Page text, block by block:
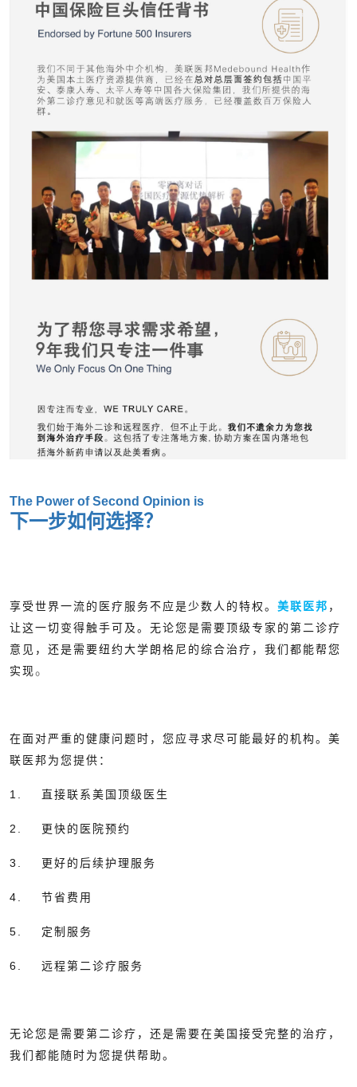
The Power of Second Opinion is
下一步如何选择？
享受世界一流的医疗服务不应是少数人的特权。 美联医邦 ，
让这一切变得触手可及。无论您是需要顶级专家的第二诊疗
意见，还是需要纽约大学朗格尼的综合治疗，我们都能帮您
实现。
在面对严重的健康问题时，您应寻求尽可能最好的机构。美
联医邦为您提供：
1. 直接联系美国顶级医生
2. 更快的医院预约
3. 更好的后续护理服务
4. 节省费用
5. 定制服务
6. 远程第二诊疗服务
无论您是需要第二诊疗，还是需要在美国接受完整的治疗，
我们都能随时为您提供帮助。